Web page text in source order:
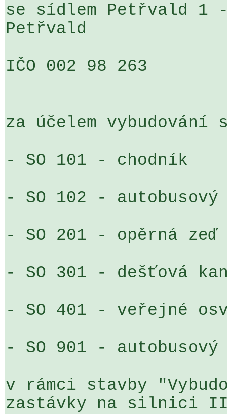
se sídlem Petřvald 1
Petřvald
IČO 002 98 263
za účelem
- SO 101 - chodník
- SO 102 -
- SO 201 - opěrná zeď
- SO 301 - dešťová
- SO 401 - veřejné
- SO 901 -
v rámci stavby
zastávky na silnici